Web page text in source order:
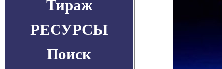
Тираж
РЕСУРСЫ
Поиск